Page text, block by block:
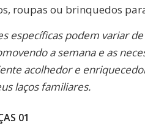
roupas ou brinquedos
específicas podem variar
a semana e as
acolhedor e
laços familiares.
01